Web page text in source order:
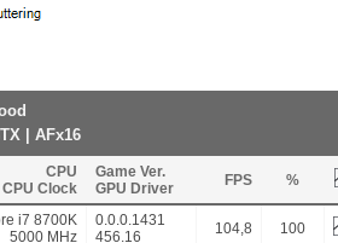
| AFx16
CPU
CPU Clock
Game Ver.
GPU Driver
FPS %
i7 8700K
5000 MHz
0.0.0.1431
456.16
104,8 100